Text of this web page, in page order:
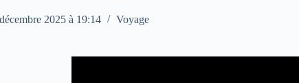
2025 à 19:14 Voyage